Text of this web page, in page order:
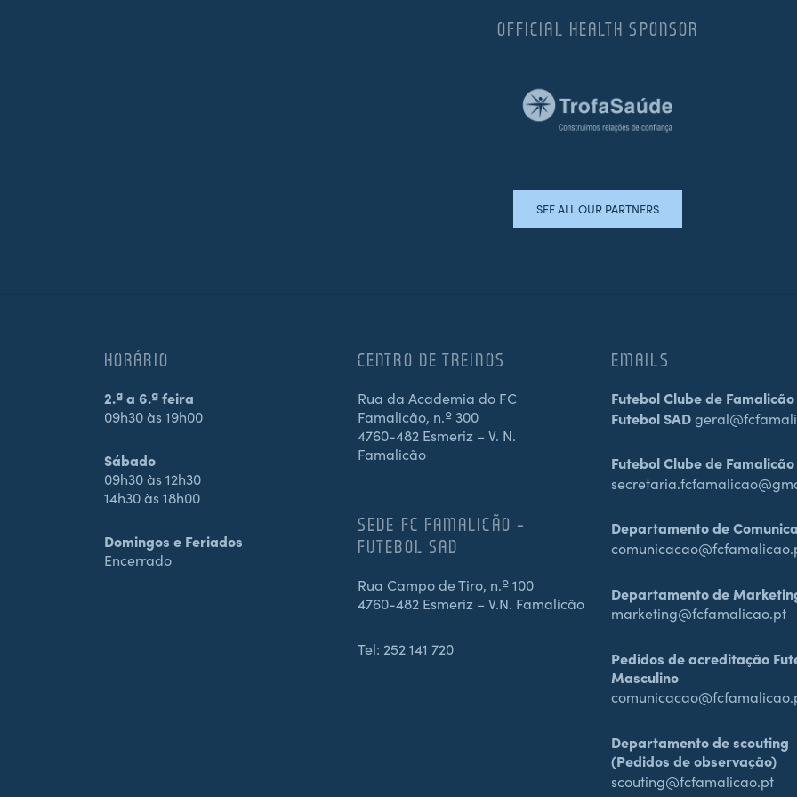
OFFICIAL HEALTH SPONSOR
SEE ALL OUR PARTNERS
HORÁRIO
2.ª a 6.ª feira
09h30 às 19h00
Sábado
09h30 às 12h30
14h30 às 18h00
Domingos e Feriados
Encerrado
CENTRO DE TREINOS
Rua da Academia do FC
Famalicão, n.º 300
4760-482 Esmeriz – V. N.
Famalicão
SEDE FC FAMALICÃO –
FUTEBOL SAD
Rua Campo de Tiro, n.º 100
4760-482 Esmeriz – V.N. Famalicão
Tel: 252 141 720
EMAILS
Futebol Clube de
Futebol SAD
Futebol Clube de Famalicão
Departamento de
Departamento de
marketing@fcfamalicao.pt
Pedidos de acreditação
Masculino
Departamento de scouting
(Pedidos de observação)
scouting@fcfamalicao.pt